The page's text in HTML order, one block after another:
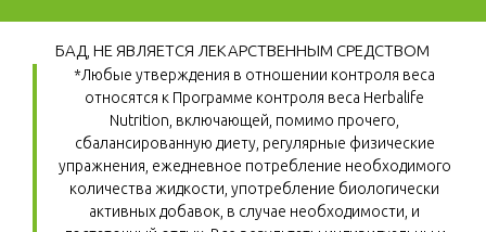
БАД, НЕ ЯВЛЯЕТСЯ ЛЕКАРСТВЕННЫМ СРЕДСТВОМ
*Любые утверждения в отношении контроля веса
относятся к Программе контроля веса Herbalife
Nutrition, включающей, помимо прочего,
сбалансированную диету, регулярные физические
упражнения, ежедневное потребление необходимого
количества жидкости, употребление биологически
активных добавок, в случае необходимости, и